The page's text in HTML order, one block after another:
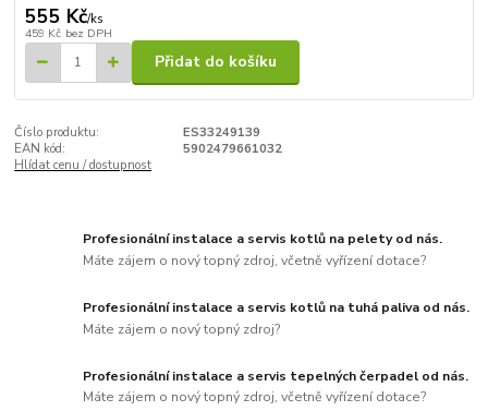
555 Kč/ks
459 Kč bez DPH
Přidat do košíku
Číslo produktu:
ES33249139
EAN kód:
5902479661032
Hlídat cenu / dostupnost
Profesionální instalace a servis kotlů na pelety od nás.
Máte zájem o nový topný zdroj, včetně vyřízení dotace?
Profesionální instalace a servis kotlů na tuhá paliva od nás.
Máte zájem o nový topný zdroj?
Profesionální instalace a servis tepelných čerpadel od nás.
Máte zájem o nový topný zdroj, včetně vyřízení dotace?